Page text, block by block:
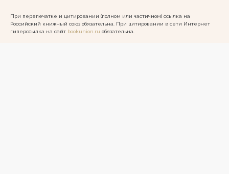
При перепечатке и цитировании (полном или частичном) ссылка на
Российский книжный союз обязательна. При цитировании в сети Интернет
гиперссылка на сайт bookunion.ru обязательна.